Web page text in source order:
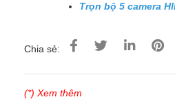
Trọn bộ 5 camera
Chia sẻ:
(*) Xem thêm